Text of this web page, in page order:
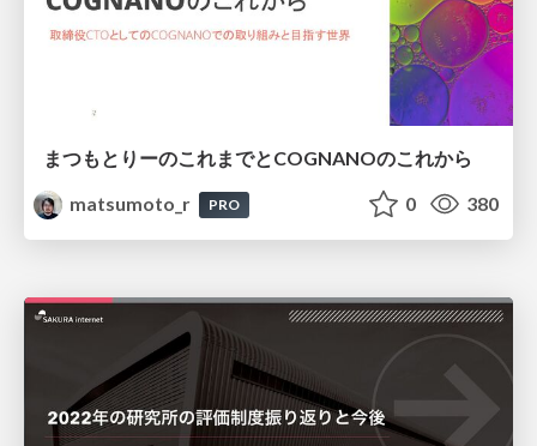
まつもとりーのこれまでとCOGNANOのこれから
matsumoto_r
PRO 0 380